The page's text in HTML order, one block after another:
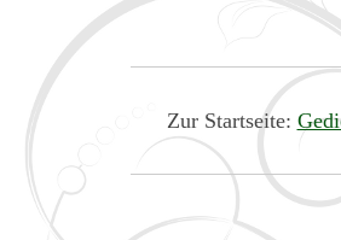
Zur Startseite: